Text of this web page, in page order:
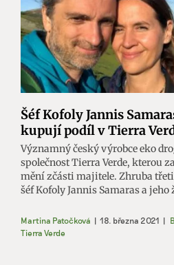
Šéf Kofoly Jannis
kupují podíl v Tierra
Významný český výrobce eko
společnost Tierra Verde, kterou
mění zčásti majitele. Zhruba
šéf Kofoly Jannis Samaras a jeho
Martina Patočková | 18. března 2021 |
Tierra Verde